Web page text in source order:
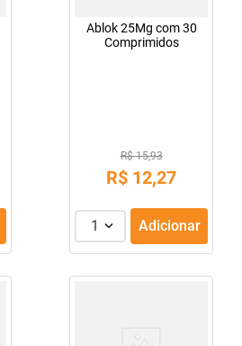
Ablok 25Mg com 30
Comprimidos
R$ 15,93
R$ 12,27
1 Adicionar